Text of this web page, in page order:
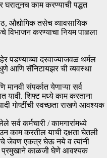
घरातूनच काम करण्याची पद्धत
औद्योगिक तसेच व्यावसायिक
विभाजन करण्याचा नियम पाळला
पडण्याच्या दरवाज्याजवळ थर्मल
आणि सॅनिटायझर ची व्यवस्था
मानवी संपर्कात येणाऱ्या सर्व
यावी. शिफ्ट मध्ये काम करताना
गोष्टींची स्वच्छता राखणे आवश्यक
सर्व कर्मचारी / कामगारांमध्ये
काम करतील याची दक्षता घेतली
जेवण एकत्र घेऊ नये व त्यांनी
प्रमुखाने काळजी घेणे आवश्यक